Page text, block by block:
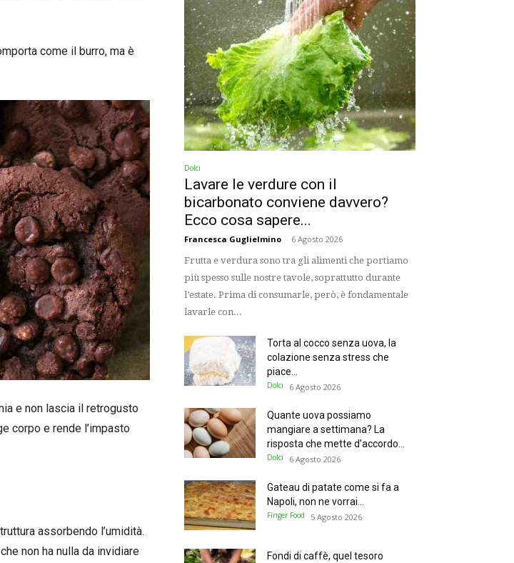
come il burro, ma è
e non lascia il retrogusto
corpo e rende l’impasto
assorbendo l’umidità.
non ha nulla da invidiare
Dolci
Lavare le verdure con il
bicarbonato conviene davvero?
Ecco cosa sapere...
Francesca Guglielmino - 6 Agosto 2026
Frutta e verdura sono tra gli alimenti che portiamo
più spesso sulle nostre tavole, soprattutto durante
l’estate. Prima di consumarle, però, è fondamentale
lavarle con...
Torta al cocco senza uova, la
colazione senza stress che
piace...
Dolci 6 Agosto 2026
Quante uova possiamo
mangiare a settimana? La
risposta che mette d’accordo...
Dolci 6 Agosto 2026
Gateau di patate come si fa a
Napoli, non ne vorrai...
Finger Food 5 Agosto 2026
Fondi di caffè, quel tesoro